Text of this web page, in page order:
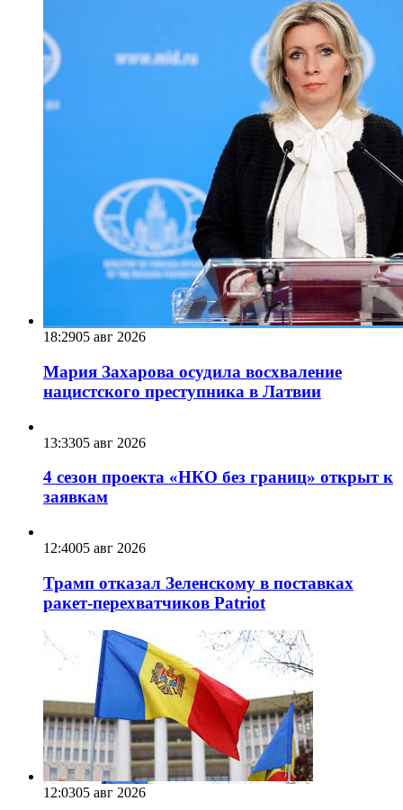
18:2905 авг 2026
Мария Захарова осудила восхваление
нацистского преступника в Латвии
13:3305 авг 2026
4 сезон проекта «НКО без границ» открыт к
заявкам
12:4005 авг 2026
Трамп отказал Зеленскому в поставках
ракет-перехватчиков Patriot
12:0305 авг 2026